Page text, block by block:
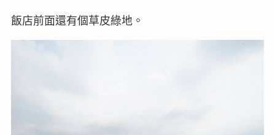
飯店前面還有個草皮綠地。